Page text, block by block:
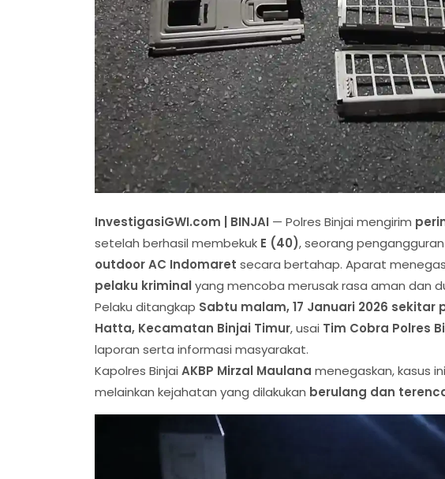
InvestigasiGWI.com | BINJAI— Polres Binjai mengirim
setelah berhasil membekuk E (40), seorang
outdoor AC Indomaret secara bertahap. Aparat
pelaku kriminalyang mencoba merusak rasa aman dan
Pelaku ditangkap Sabtu malam, 17 Januari 2026 sekitar
Hatta, Kecamatan Binjai Timur, usai Tim Cobra Polres
laporan serta informasi masyarakat.
Kapolres Binjai AKBP Mirzal Maulana menegaskan, kasus
melainkan kejahatan yang dilakukan berulang dan